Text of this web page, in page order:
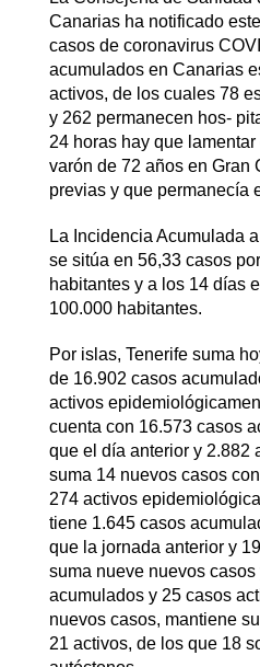
Canarias ha notificado
casos de coronavirus
acumulados en Canarias
activos, de los cuales 78
y 262 permanecen hos-
24 horas hay que
varón de 72 años en Gran
previas y que permanecía
La Incidencia Acumulada
se sitúa en 56,33 casos
habitantes y a los 14 días
100.000 habitantes.
Por islas, Tenerife suma
de 16.902 casos
activos
cuenta con 16.573 casos
que el día anterior y 2.882
suma 14 nuevos casos
274 activos
tiene 1.645 casos
que la jornada anterior y
suma nueve nuevos
acumulados y 25 casos
nuevos casos, mantiene
21 activos, de los que 18